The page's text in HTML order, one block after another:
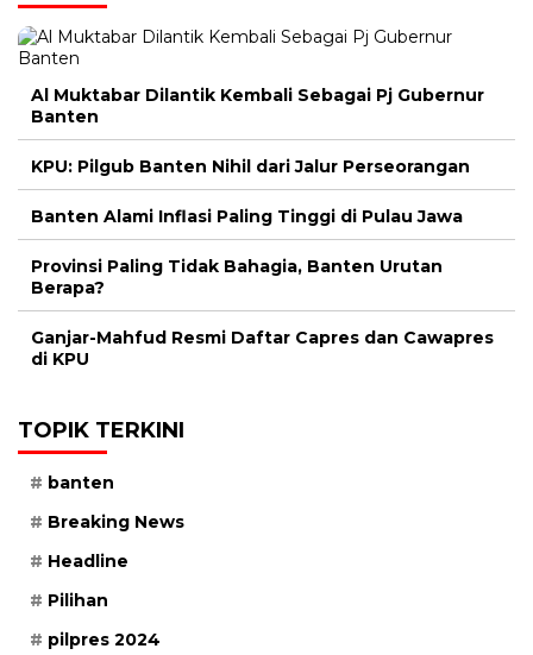
Al Muktabar Dilantik Kembali Sebagai Pj Gubernur
Banten
KPU: Pilgub Banten Nihil dari Jalur Perseorangan
Banten Alami Inflasi Paling Tinggi di Pulau Jawa
Provinsi Paling Tidak Bahagia, Banten Urutan
Berapa?
Ganjar-Mahfud Resmi Daftar Capres dan Cawapres
di KPU
TOPIK TERKINI
banten
Breaking News
Headline
Pilihan
pilpres 2024